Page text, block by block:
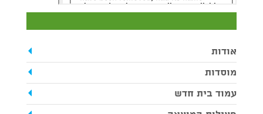
אודות
מוסדות
עמוד בית חדש